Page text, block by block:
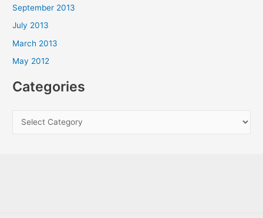
September 2013
July 2013
March 2013
May 2012
Categories